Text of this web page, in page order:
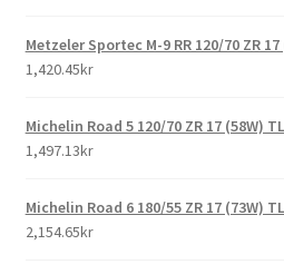
Metzeler Sportec M-9 RR 120/70 ZR
1,420.45kr
Michelin Road 5 120/70 ZR 17 (58W)
1,497.13kr
Michelin Road 6 180/55 ZR 17 (73W)
2,154.65kr